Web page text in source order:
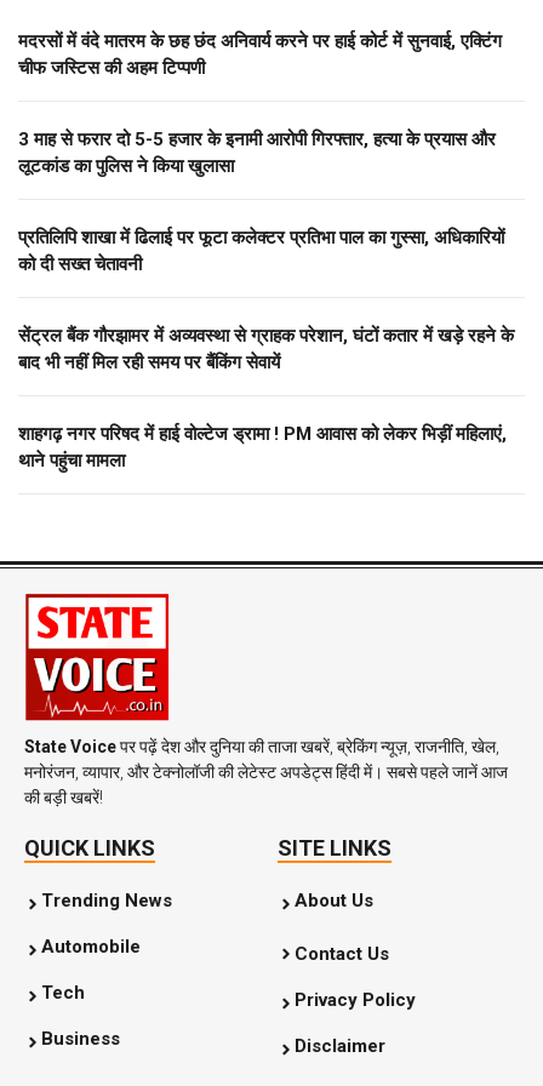
मदरसों में वंदे मातरम के छह छंद अनिवार्य करने पर हाई कोर्ट में सुनवाई, एक्टिंग
चीफ जस्टिस की अहम टिप्पणी
3 माह से फरार दो ₹5-5 हजार के इनामी आरोपी गिरफ्तार, हत्या के प्रयास और
लूटकांड का पुलिस ने किया खुलासा
प्रतिलिपि शाखा में ढिलाई पर फूटा कलेक्टर प्रतिभा पाल का गुस्सा, अधिकारियों
को दी सख्त चेतावनी
सेंट्रल बैंक गौरझामर में अव्यवस्था से ग्राहक परेशान, घंटों कतार में खड़े रहने के
बाद भी नहीं मिल रही समय पर बैंकिंग सेवायें
शाहगढ़ नगर परिषद में हाई वोल्टेज ड्रामा ! PM आवास को लेकर भिड़ीं महिलाएं,
थाने पहुंचा मामला
State Voiceपर पढ़ें देश और दुनिया की ताजा खबरें, ब्रेकिंग न्यूज़, राजनीति, खेल,
मनोरंजन, व्यापार, और टेक्नोलॉजी की लेटेस्ट अपडेट्स हिंदी में। सबसे पहले जानें आज
की बड़ी खबरें!
QUICK LINKS
Trending News
Automobile
Tech
Business
SITE LINKS
About Us
Contact Us
Privacy Policy
Disclaimer